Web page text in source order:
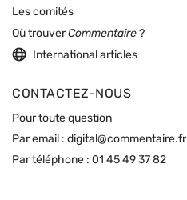
Les comités
Où trouverCommentaire ?
International articles
CONTACTEZ-NOUS
Pour toute question
Par email : digital@commentaire.fr
Par téléphone : 01 45 49 37 82